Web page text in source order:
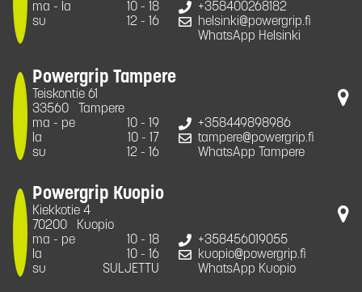
ma - la
10 - 18
su
12 - 16
+358400268182
helsinki@powergrip.fi
WhatsApp Helsinki
Powergrip Tampere
Teiskontie 61
33560
Tampere
ma - pe
10 - 19
la
10 - 17
su
12 - 16
+358449898986
tampere@powergrip.fi
WhatsApp Tampere
Powergrip Kuopio
Kiekkotie 4
70200
Kuopio
ma - pe
10 - 18
la
10 - 16
su
SULJETTU
+358456019055
kuopio@powergrip.fi
WhatsApp Kuopio